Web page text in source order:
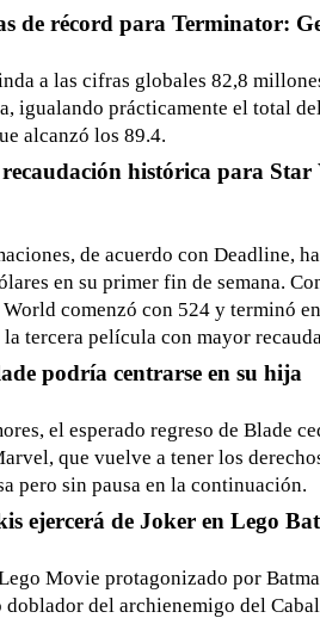
de récord para Terminator:
a las cifras globales 82,8
igualando prácticamente el total
alcanzó los 89.4.
recaudación histórica para Star
de acuerdo con Deadline,
en su primer fin de semana.
World comenzó con 524 y terminó
la tercera película con mayor
podría centrarse en su hija
el esperado regreso de Blade
que vuelve a tener los
pero sin pausa en la continuación.
ejercerá de Joker en Lego
Movie protagonizado por
del archienemigo del